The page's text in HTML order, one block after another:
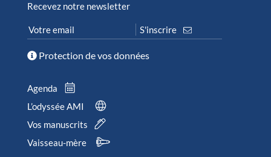
Recevez notre newsletter
Protection de vos données
Agenda
L’odyssée AMI
Vos manuscrits
Vaisseau-mère